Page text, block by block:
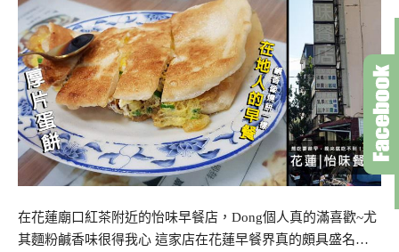
在花蓮廟口紅茶附近的怡味早餐店，Dong個人真的滿喜歡~尤
其麵粉鹹香味很得我心 這家店在花蓮早餐界真的頗具盛名…